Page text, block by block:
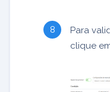
Para
clique